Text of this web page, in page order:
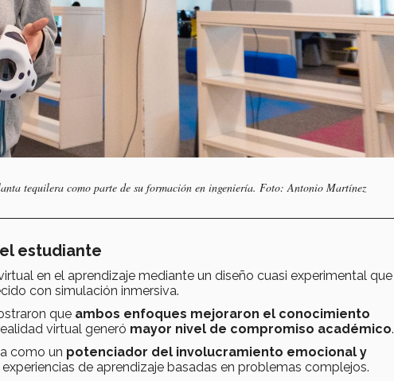
tequilera como parte de su formación en ingeniería. Foto: Antonio Martínez
estudiante
en el aprendizaje mediante un diseño cuasi experimental que
con simulación inmersiva.
que ambos enfoques mejoraron el conocimiento
virtual generó mayor nivel de compromiso académico.
como un potenciador del involucramiento emocional y
de aprendizaje basadas en problemas complejos.